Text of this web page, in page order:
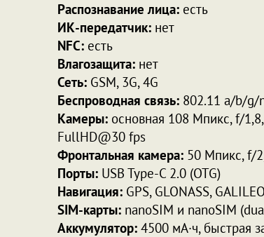
Распознавание лица: есть
ИК-передатчик: нет
NFC: есть
Влагозащита: нет
Сеть: GSM, 3G, 4G
Беспроводная связь: 802.11 a/b/g/
Камеры: основная 108 Мпикс, f/
FullHD@30 fps
Фронтальная камера: 50 Мпикс, f/
Порты: USB Type-C 2.0 (OTG)
Навигация: GPS, GLONASS,
SIM-карты: nanoSIM и nanoSIM
Аккумулятор: 4500 мА·ч, быстрая